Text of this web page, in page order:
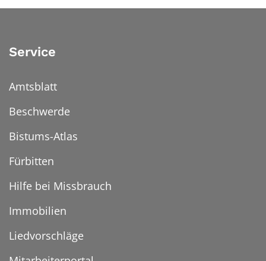
Service
Amtsblatt
Beschwerde
Bistums-Atlas
Fürbitten
Hilfe bei Missbrauch
Immobilien
Liedvorschläge